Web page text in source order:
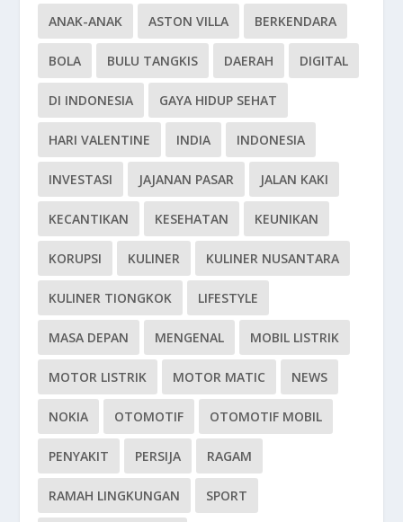
ANAK-ANAK ASTON VILLA BERKENDARA
BOLA BULU TANGKIS DAERAH DIGITAL
DI INDONESIA GAYA HIDUP SEHAT
HARI VALENTINE INDIA INDONESIA
INVESTASI JAJANAN PASAR JALAN KAKI
KECANTIKAN KESEHATAN KEUNIKAN
KORUPSI KULINER KULINER NUSANTARA
KULINER TIONGKOK LIFESTYLE
MASA DEPAN MENGENAL MOBIL LISTRIK
MOTOR LISTRIK MOTOR MATIC NEWS
NOKIA OTOMOTIF OTOMOTIF MOBIL
PENYAKIT PERSIJA RAGAM
RAMAH LINGKUNGAN SPORT